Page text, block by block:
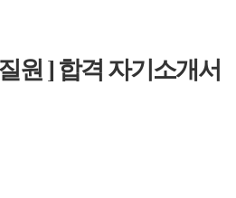
원 ] 합격 자기소개서